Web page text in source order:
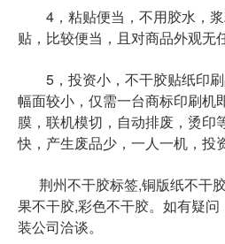
4，粘贴便当，不用胶水，浆
贴，比较便当，且对商品外观无
5，投资小，不干胶贴纸印刷
幅面较小，仅需一台商标印刷机
膜，联机模切，自动排废，烫印
快，产生废品少，一人一机，投
荆州不干胶标签,铜版纸不干
果不干胶,彩色不干胶。如有疑
装公司洽谈。